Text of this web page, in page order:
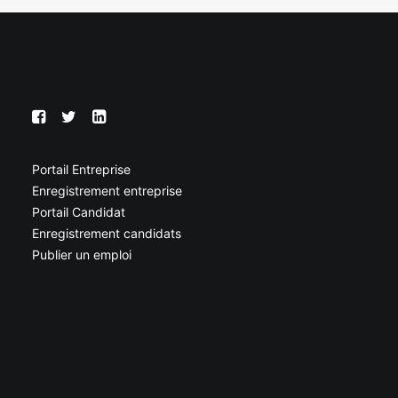
Portail Entreprise
Enregistrement entreprise
Portail Candidat
Enregistrement candidats
Publier un emploi